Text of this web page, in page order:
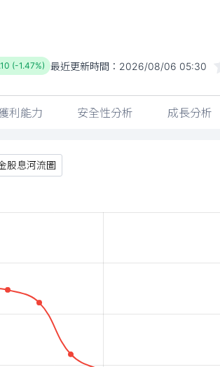
(-1.47%) 最近更新時間： 2026/08/06 05:30
利能力 安全性分析 成長分析
股息河流圖